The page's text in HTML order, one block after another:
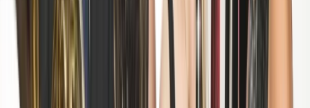
Toekenningen